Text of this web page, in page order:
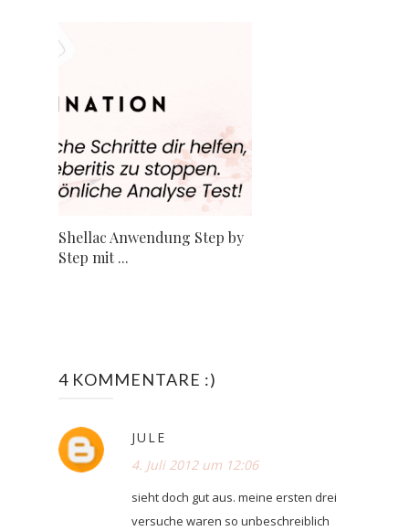
Shellac Anwendung Step by
Step mit ...
4 KOMMENTARE :)
JULE
4. Juli 2012 um 12:06
sieht doch gut aus. meine ersten drei
versuche waren so unbeschreiblich